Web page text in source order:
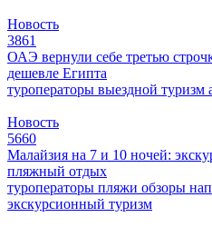
Новость
3861
ОАЭ вернули себе третью
дешевле Египта
туроператоры выездной туризм
Новость
5660
Малайзия на 7 и 10 ночей:
пляжный отдых
туроператоры пляжи обзоры
экскурсионный туризм